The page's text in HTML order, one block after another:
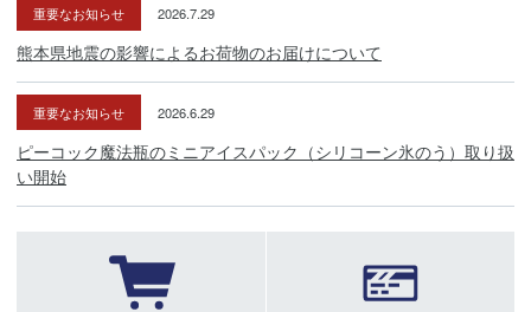
重要なお知らせ 2026.7.29
熊本県地震の影響によるお荷物のお届けについて
重要なお知らせ 2026.6.29
ピーコック魔法瓶のミニアイスパック（シリコーン氷のう）取り扱
い開始